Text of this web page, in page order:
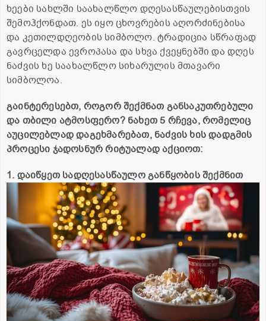
ხეები სახლში საახალწლო დღესასწაულებისთვის
შემოჰქონდათ. ეს იყო ცხოვრების აღორძინებისა
და კეთილდღეობის სიმბოლო. ტრადიცია სწრაფად
გავრცელდა ევროპასა და სხვა ქვეყნებში და დღეს
ნაძვის ხე საახალწლო სიხარულის მთავარი
სიმბოლოა.
გაინტერესებთ, როგორ შექმნათ განსაკუთრებული
და თბილი ატმოსფერო? ნახეთ 5 რჩევა, რომელიც
აუცილებლად დაგეხმარებათ, ნაძვის ხის დადგმის
პროცესი ჯადოსნურ რიტუალად აქციოთ:
1. დაიწყეთ სადღესასწაულო განწყობის შექმნით